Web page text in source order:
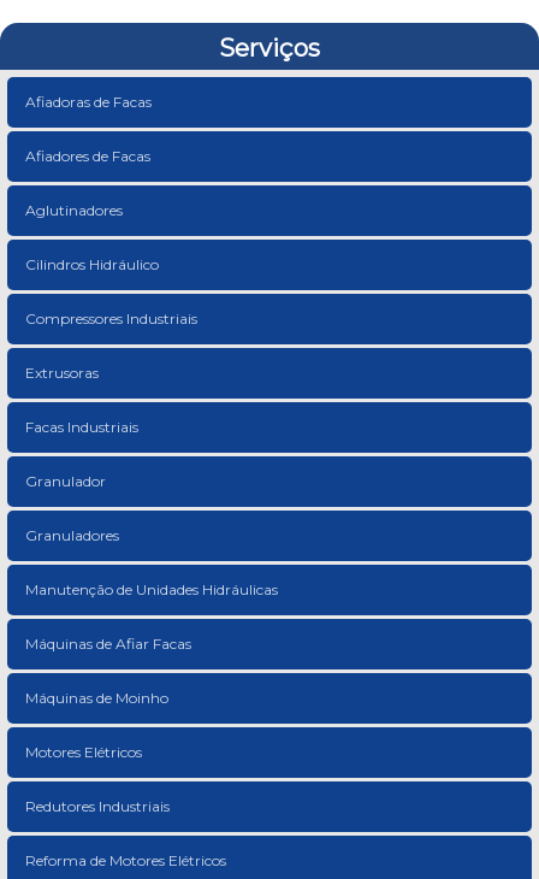
Serviços
Afiadoras de Facas
Afiadores de Facas
Aglutinadores
Cilindros Hidráulico
Compressores Industriais
Extrusoras
Facas Industriais
Granulador
Granuladores
Manutenção de Unidades Hidráulicas
Máquinas de Afiar Facas
Máquinas de Moinho
Motores Elétricos
Redutores Industriais
Reforma de Motores Elétricos